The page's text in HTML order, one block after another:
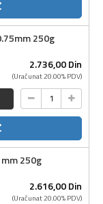
250g
2.736,00Din
(Uračunat 20.00% PDV)
250g
2.616,00Din
(Uračunat 20.00% PDV)